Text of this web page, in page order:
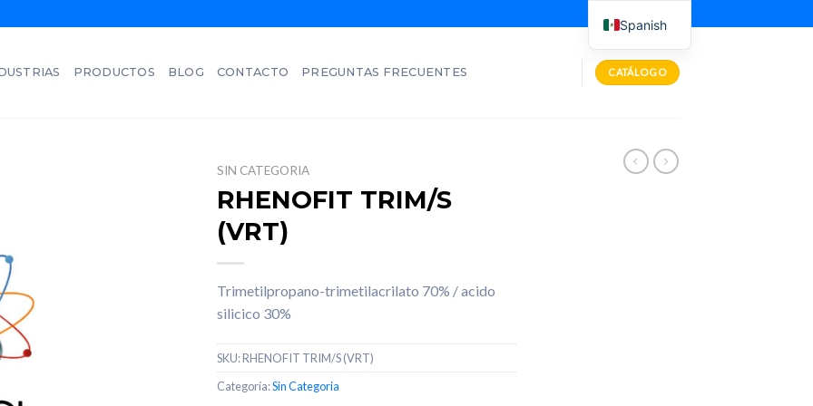
PRODUCTOS BLOG CONTACTO PREGUNTAS FRECUENTES CATÁLOGO
SIN CATEGORIA
RHENOFIT TRIM/S
(VRT)
Trimetilpropano-trimetilacrilato 70% / acido
silicico 30%
SKU:RHENOFIT TRIM/S (VRT)
Categoría:Sin Categoria
Spanish